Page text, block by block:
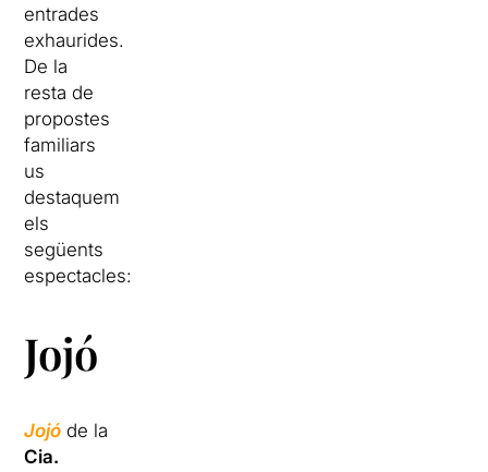
entrades
exhaurides.
De la
resta de
propostes
familiars
us
destaquem
els
següents
espectacles:
Jojó
Jojó de la
Cia.